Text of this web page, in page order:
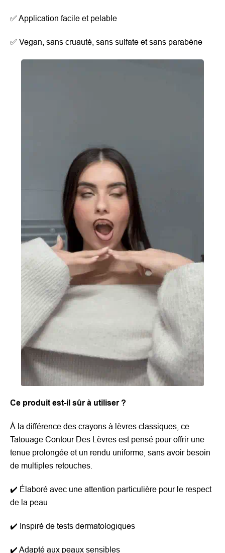
✅ Application facile et pelable
✅ Vegan, sans cruauté, sans sulfate et sans parabène
Ce produit est-il sûr à utiliser ?
À la différence des crayons à lèvres classiques, ce
Tatouage Contour Des Lèvres est pensé pour offrir une
tenue prolongée et un rendu uniforme, sans avoir besoin
de multiples retouches.
✔️ Élaboré avec une attention particulière pour le respect
de la peau
✔️ Inspiré de tests dermatologiques
✔️ Adapté aux peaux sensibles